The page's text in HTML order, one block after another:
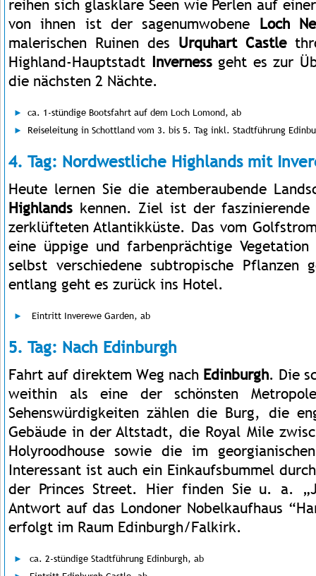
reihen sich glasklare Seen wie Perlen auf
von ihnen ist der sagenumwobene Loch
malerischen Ruinen des Urquhart Castle
Highland-Hauptstadt Invernessgeht es zur
die nächsten 2 Nächte.
ca. 1-stündige Bootsfahrt auf dem Loch Lomond, ab
Reiseleitung in Schottland vom 3. bis 5. Tag inkl. Stadtführung
4. Tag: Nordwestliche Highlands mit
Heute lernen Sie die atemberaubende
Highlands kennen. Ziel ist der faszinierende
zerklüfteten Atlantikküste. Das vom
eine üppige und farbenprächtige
selbst verschiedene subtropische Pflanzen
entlang geht es zurück ins Hotel.
Eintritt Inverewe Garden, ab
5. Tag: Nach Edinburgh
Fahrt auf direktem Weg nach Edinburgh. Die
weithin als eine der schönsten
Sehenswürdigkeiten zählen die Burg, die
Gebäude in der Altstadt, die Royal Mile
Holyroodhouse sowie die im
Interessant ist auch ein Einkaufsbummel
der Princes Street. Hier finden Sie u. a.
Antwort auf das Londoner Nobelkaufhaus
erfolgt im Raum Edinburgh/Falkirk.
ca. 2-stündige Stadtführung Edinburgh, ab